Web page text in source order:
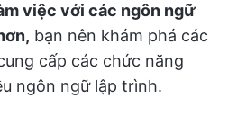
việc với các ngôn ngữ
bạn nên khám phá các
cấp các chức năng
ngôn ngữ lập trình.